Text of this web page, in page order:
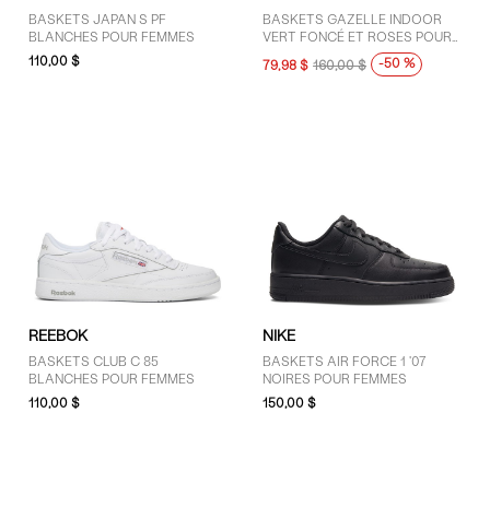
BASKETS JAPAN S PF
BLANCHES POUR FEMMES
110,00 $
BASKETS GAZELLE INDOOR
VERT FONCÉ ET ROSES POUR
FEMMES
79,98 $ 160,00 $ -50 %
REEBOK
BASKETS CLUB C 85
BLANCHES POUR FEMMES
110,00 $
NIKE
BASKETS AIR FORCE 1 '07
NOIRES POUR FEMMES
150,00 $